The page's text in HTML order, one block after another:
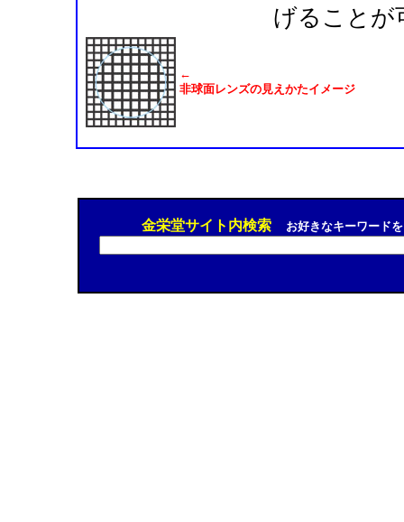
げることが
←
非球面レンズの見えかたイメージ
金栄堂サイト内検索 お好きなキーワード